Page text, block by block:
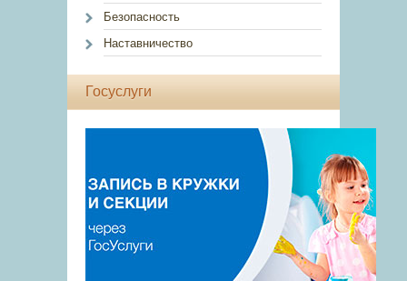
Безопасность
Наставничество
Госуслуги